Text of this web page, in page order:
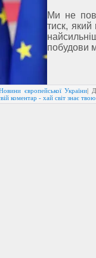
Ми не
тиск,
побудови
європейської України|
коментар - хай світ знає